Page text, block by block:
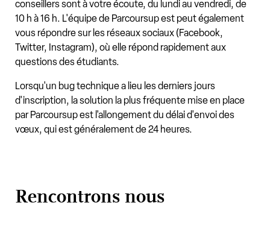
conseillers sont à votre écoute, du lundi au vendredi, de
10 h à 16 h. L'équipe de Parcoursup est peut également
vous répondre sur les réseaux sociaux (Facebook,
Twitter, Instagram), où elle répond rapidement aux
questions des étudiants.
Lorsqu'un bug technique a lieu les derniers jours
d'inscription, la solution la plus fréquente mise en place
par Parcoursup est l'allongement du délai d'envoi des
vœux, qui est généralement de 24 heures.
Rencontrons nous